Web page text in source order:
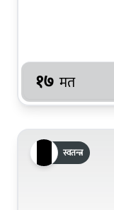
१७ मत
स्वतन्त्र